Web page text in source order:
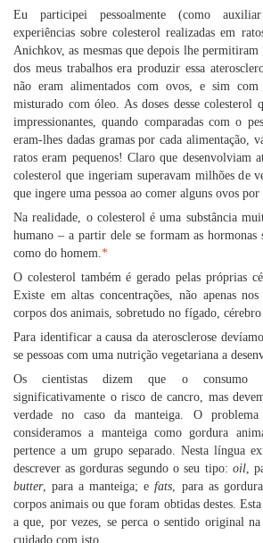
Eu participei pessoalmente (como
experiências sobre colesterol realizadas em
Anichkov, as mesmas que depois lhe permitiram
dos meus trabalhos era produzir essa
não eram alimentados com ovos, e sim
misturado com óleo. As doses desse colesterol
impressionantes, quando comparadas com o
eram-lhes dadas gramas por cada alimentação,
ratos eram pequenos! Claro que desenvolviam
colesterol que ingeriam superavam milhões de
que ingere uma pessoa ao comer alguns ovos por
Na realidade, o colesterol é uma substância
humano – a partir dele se formam as hormonas
como do homem.*
O colesterol também é gerado pelas próprias
Existe em altas concentrações, não apenas
corpos dos animais, sobretudo no fígado,
Para identificar a causa da aterosclerose
se pessoas com uma nutrição vegetariana a
Os cientistas dizem que o consumo
significativamente o risco de cancro, mas
verdade no caso da manteiga. O
consideramos a manteiga como gordura
pertence a um grupo separado. Nesta língua
descrever as gorduras segundo o seu tipo: oil,
butter, para a manteiga; efats, para as
corpos animais ou que foram obtidas destes.
a que, por vezes, se perca o sentido original
cuidado com isto.